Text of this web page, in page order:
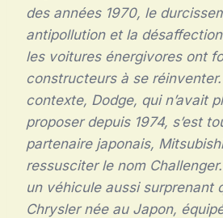
des années 1970, le
antipollution et la
les voitures énergivores ont
constructeurs à se
contexte, Dodge, qui n’avait
proposer depuis 1974, s’est
partenaire japonais,
ressusciter le nom
un véhicule aussi surprenant
Chrysler née au Japon,